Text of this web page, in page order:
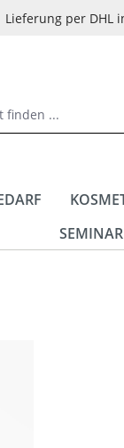
Lieferung per DHL